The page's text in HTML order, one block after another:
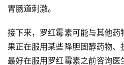
胃肠道刺激。
接下来，罗红霉素可能与其他
果正在服用某些降胆固醇药物、
最好在服用罗红霉素之前咨询